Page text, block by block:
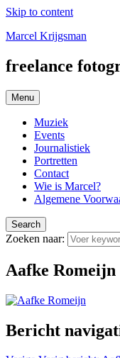
Skip to content
Marcel Krijgsman
freelance
Menu
Muziek
Events
Journalistiek
Portretten
Contact
Wie is Marcel?
Algemene
Search
Zoeken naar:
Aafke Romeijn
Bericht